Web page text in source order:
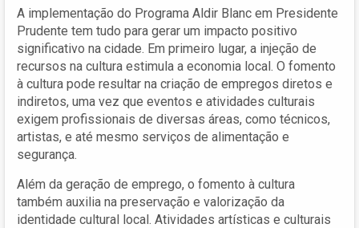
A implementação do Programa Aldir Blanc em Presidente
Prudente tem tudo para gerar um impacto positivo
significativo na cidade. Em primeiro lugar, a injeção de
recursos na cultura estimula a economia local. O fomento
à cultura pode resultar na criação de empregos diretos e
indiretos, uma vez que eventos e atividades culturais
exigem profissionais de diversas áreas, como técnicos,
artistas, e até mesmo serviços de alimentação e
segurança.
Além da geração de emprego, o fomento à cultura
também auxilia na preservação e valorização da
identidade cultural local. Atividades artísticas e culturais